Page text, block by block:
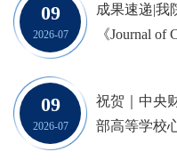
09
2026-07
成果速递|我
《Journal of
09
2026-07
祝贺｜中央
部高等学校